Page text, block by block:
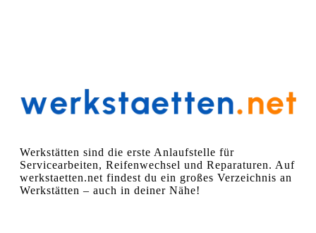
Werkstätten sind die erste Anlaufstelle für
Servicearbeiten, Reifenwechsel und Reparaturen. Auf
werkstaetten.net findest du ein großes Verzeichnis an
Werkstätten – auch in deiner Nähe!